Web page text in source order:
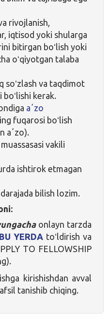
rivojlanish,
iqtisod yoki shularga
bitirgan boʻlish yoki
oʻqiyotgan talaba
soʻzlash va taqdimot
boʻlishi kerak.
aʼzo
fuqarosi boʻlish
aʼzo).
vakili
ishtirok etmagan
bilish lozim.
onlayn tarzda
BU YERDA toʻldirish va
TO FELLOWSHIP
kirishishdan avval
tanishib chiqing.